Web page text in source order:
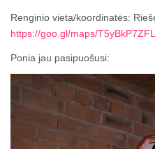
Renginio vieta/koordinatės:
https://goo.gl/maps/
Ponia jau pasipuošusi: